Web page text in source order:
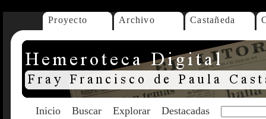
Proyecto Archivo Castañeda
Inicio Buscar Explorar Destacadas